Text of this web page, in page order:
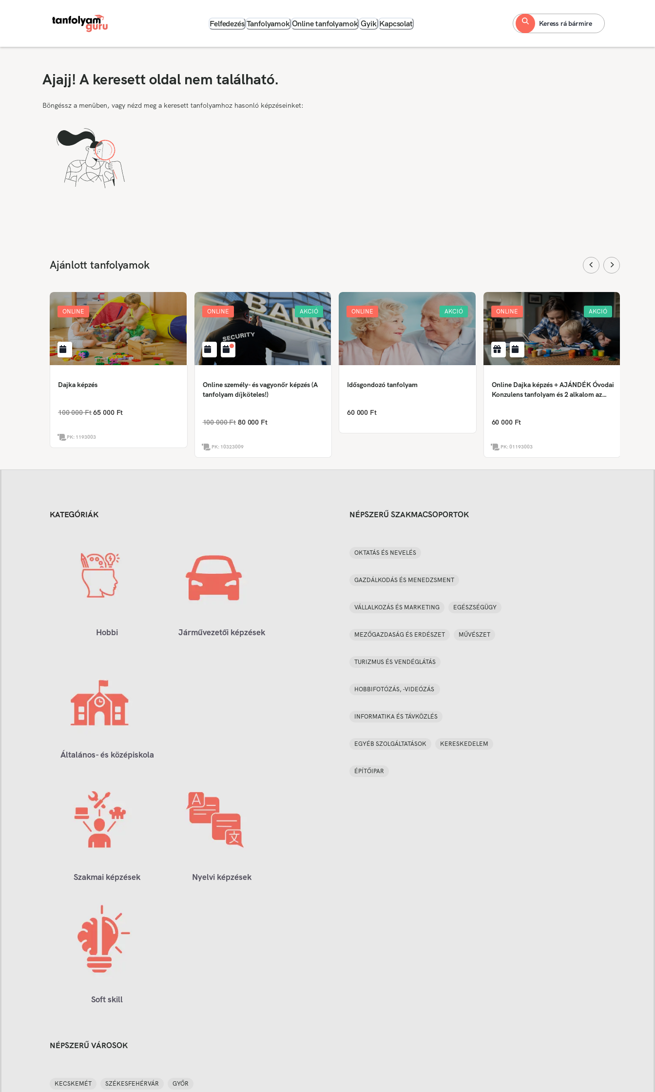
Felfedezés Tanfolyamok Online tanfolyamok Gyik Kapcsolat Keress rá bármire
Ajajj! A keresett oldal nem található.
Böngéssz a menüben, vagy nézd meg a keresett tanfolyamhoz hasonló képzéseinket:
Ajánlott tanfolyamok
ONLINE
Dajka képzés
100 000 Ft 65 000 Ft
PK: 1193003
ONLINE AKCIÓ
Online személy- és vagyonőr képzés (A
tanfolyam díjköteles!)
100 000 Ft 80 000 Ft
PK: 10323009
ONLINE AKCIÓ
Idősgondozó tanfolyam
60 000 Ft
ONLINE AKCIÓ
Online Dajka képzés + AJÁNDÉK Óvodai
Konzulens tanfolyam és 2 alkalom az
60 000 Ft
PK:01193003
KATEGÓRIÁK
Hobbi Járművezetői képzések
Általános- és középiskola
Szakmai képzések Nyelvi képzések
Soft skill
NÉPSZERŰ SZAKMACSOPORTOK
OKTATÁS ÉS NEVELÉS
GAZDÁLKODÁS ÉS MENEDZSMENT
VÁLLALKOZÁS ÉS MARKETING EGÉSZSÉGÜGY
MEZŐGAZDASÁG ÉS ERDÉSZET MŰVÉSZET
TURIZMUS ÉS VENDÉGLÁTÁS
HOBBIFOTÓZÁS, -VIDEÓZÁS
INFORMATIKA ÉS TÁVKÖZLÉS
EGYÉB SZOLGÁLTATÁSOK KERESKEDELEM
ÉPÍTŐIPAR
NÉPSZERŰ VÁROSOK
KECSKEMÉT SZÉKESFEHÉRVÁR GYŐR